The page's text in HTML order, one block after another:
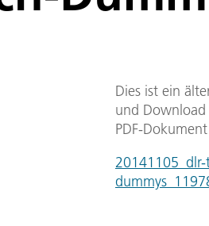
Dies ist ein
und
PDF-